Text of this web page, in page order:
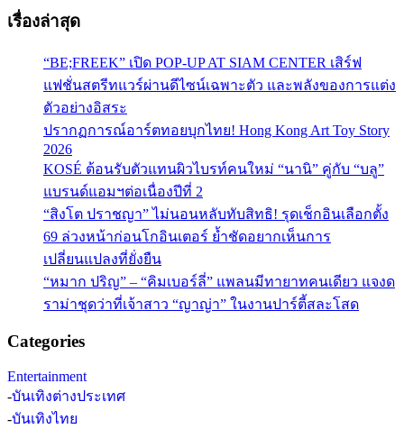
เรื่องล่าสุด
“BE;FREEK” เปิด POP-UP AT SIAM CENTER เสิร์ฟ
แฟชั่นสตรีทแวร์ผ่านดีไซน์เฉพาะตัว และพลังของการแต่ง
ตัวอย่างอิสระ
ปรากฏการณ์อาร์ตทอยบุกไทย! Hong Kong Art Toy Story
2026
KOSÉ ต้อนรับตัวแทนผิวไบรท์คนใหม่ “นานิ” คู่กับ “บลู”
แบรนด์แอมฯต่อเนื่องปีที่ 2
“สิงโต ปราชญา” ไม่นอนหลับทับสิทธิ! รุดเช็กอินเลือกตั้ง
69 ล่วงหน้าก่อนโกอินเตอร์ ย้ำชัดอยากเห็นการ
เปลี่ยนแปลงที่ยั่งยืน
“หมาก ปริญ” – “คิมเบอร์ลี่” แพลนมีทายาทคนเดียว แจงด
ราม่าชุดว่าที่เจ้าสาว “ญาญ่า” ในงานปาร์ตี้สละโสด
Categories
Entertainment
-บันเทิงต่างประเทศ
-บันเทิงไทย